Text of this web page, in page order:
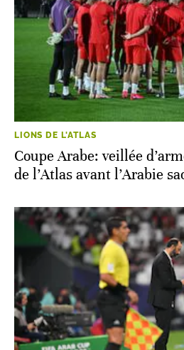
LIONS DE L'ATLAS
Coupe Arabe: veillée
de l’Atlas avant l’Arabie